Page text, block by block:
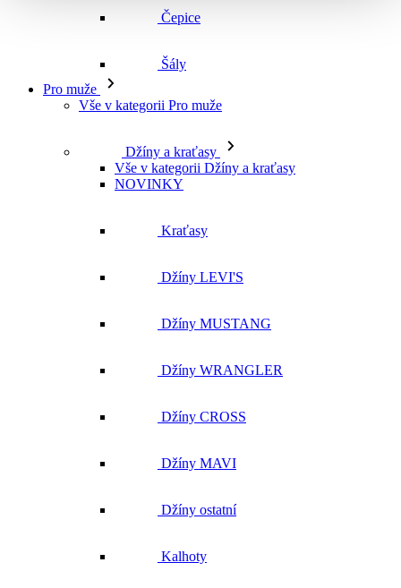
Čepice
Šály
Pro muže
Vše v kategorii Pro muže
Džíny a kraťasy
Vše v kategorii Džíny a kraťasy
NOVINKY
Kraťasy
Džíny LEVI'S
Džíny MUSTANG
Džíny WRANGLER
Džíny CROSS
Džíny MAVI
Džíny ostatní
Kalhoty